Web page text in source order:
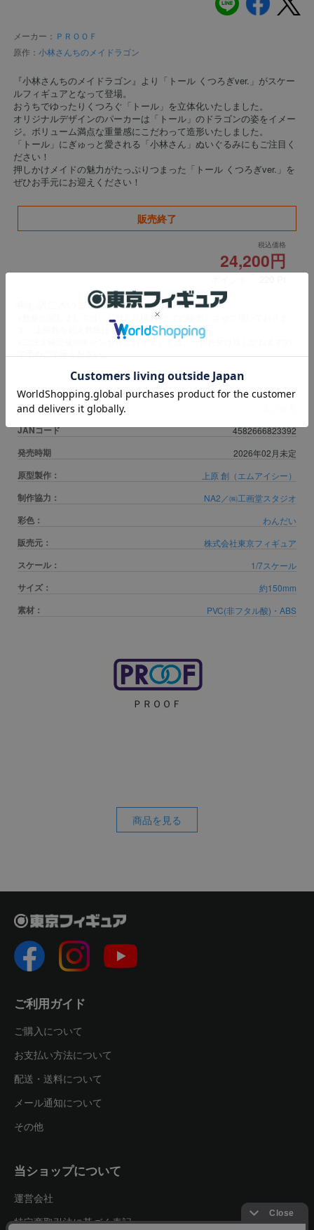
メーカー： ＰＲＯＯＦ
原作： 小林さんちのメイドラゴン
『小林さんちのメイドラゴン』より「トール くつろぎver.」がスケー
ルフィギュアとなって登場。
おうちでゆったりくつろぐ「トール」を立体化いたしました。
オリジナルデザインのパーカーは「トール」のドラゴンの姿をイメー
ジ。ボリューム満点な重量感にこだわって造形いたしました。
「トール」にぎゅっと愛される「小林さん」ぬいぐるみにもご注目く
ださい！
押しかけメイドの魅力がたっぷりつまった「トール くつろぎver.」を
ぜひお手元にお迎えください！
販売終了
税込価格
24,200円
申し訳ございませんが、只今品切れ中です。
おひとり様3個まで
す。上限数を超え数量はキャンセル扱いとなります。
※ご注文確定後のキャンセルにおきましては、一切お受け致しかねますの
商品カテゴリ
JANコード 4582666823392
発売時期 2026年02月未定
原型製作： 上原 創（エムアイシー）
制作協力： NA2／㈱工画堂スタジオ
彩色： わんだい
販売元： 株式会社東京フィギュア
スケール： 1/7スケール
サイズ： 約150mm
素材： PVC(非フタル酸)・ABS
ＰＲＯＯＦ
商品を見る
ご利用ガイド
ご購入について
お支払い方法について
配送・送料について
メール通知について
その他
当ショップについて
運営会社
特定商取引法に基づく表記